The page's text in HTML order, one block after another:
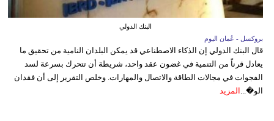
البنك الدولي
بروكسل - عُمان اليوم
قال البنك الدولي إن الذكاء الاصطناعي قد يمكن البلدان النامية من تحقيق ما
يعادل قرناً من التنمية في غضون عقد واحد، شريطة أن تتحرك بسرعة لسد
الفجوات في مجالات الطاقة والاتصال والمهارات. وخلص التقرير إلى أن فقدان
الو�...
المزيد